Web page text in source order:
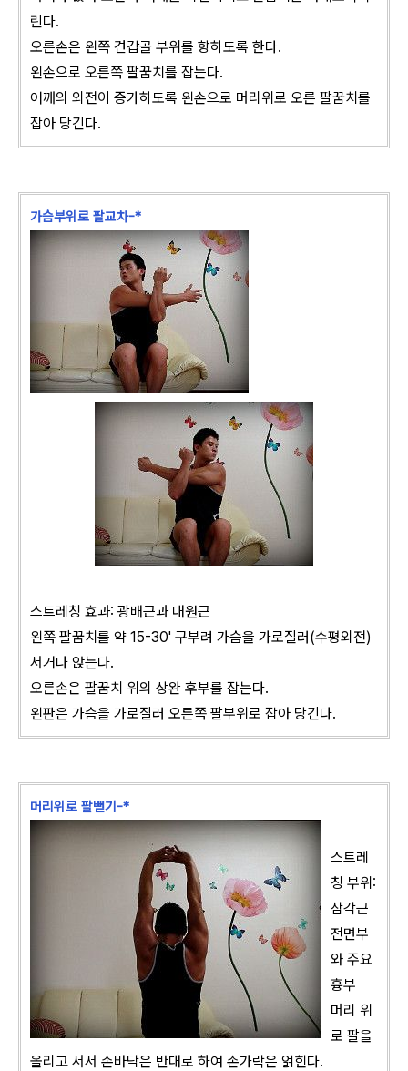
린다.
오른손은 왼쪽 견갑골 부위를 향하도록 한다.
왼손으로 오른쪽 팔꿈치를 잡는다.
어깨의 외전이 증가하도록 왼손으로 머리위로 오른 팔꿈치를
잡아 당긴다.
가슴부위로 팔교차-*
스트레칭 효과: 광배근과 대원근
왼쪽 팔꿈치를 약 15-30' 구부려 가슴을 가로질러(수평외전)
서거나 앉는다.
오른손은 팔꿈치 위의 상완 후부를 잡는다.
왼판은 가슴을 가로질러 오른쪽 팔부위로 잡아 당긴다.
머리위로 팔뻗기-*
스트레
칭 부위:
삼각근
전면부
와 주요
흉부
머리 위
로 팔을
올리고 서서 손바닥은 반대로 하여 손가락은 얽힌다.